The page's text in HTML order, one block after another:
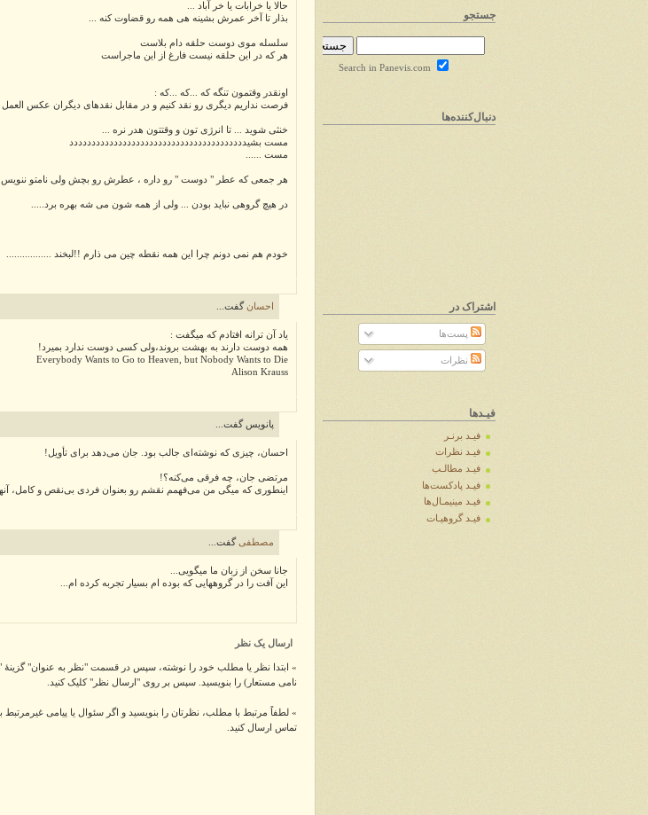
حالا یا خرابات یا خر آباد ...
بذار تا آخر عمرش بشینه هی همه رو قضاوت کنه ...
سلسله موی دوست حلقه دام بلاست
هر که در این حلقه نیست فارغ از این ماجراست
اونقدر وقتمون تنگه که ...که ...که :
فرصت نداریم دیگری رو نقد کنیم و در مقابل نقدهای دیگران عکس العمل
خنثی شوید ... تا انرژی تون و وقتتون هدر نره ...
مست بشیدددددددددددددددددددددددددددددددددددددددد
مست ......
هر جمعی که عطر " دوست " رو داره ، عطرش رو بچش ولی نامتو ننویس
در هیچ گروهی نباید بودن ... ولی از همه شون می شه بهره برد.....
خودم هم نمی دونم چرا این همه نقطه چین می ذارم !!لبخند .................
احسانگفت...
یاد آن ترانه افتادم که میگفت :
همه دوست دارند به بهشت بروند،ولی کسی دوست ندارد بمیرد!
Everybody Wants to Go to Heaven, but Nobody Wants to Die
Alison Krauss
پانویس گفت...
احسان، چیزی که نوشته‌ای جالب بود. جان می‌دهد برای تأویل!
مرتضی جان، چه فرقی می‌کنه؟!
اینطوری که میگی من می‌فهمم نقشم رو بعنوان فردی بی‌نقص و کامل،
مصطفی گفت...
جانا سخن از زبان ما میگویی...
این آفت را در گروههایی که بوده ام بسیار تجربه کرده ام...
ارسال یک نظر
» ابتدا نظر یا مطلب خود را نوشته، سپس در قسمت "نظر به عنوان" گزینهٔ "
نامی مستعار) را بنویسید. سپس بر روی "ارسال نظر" کلیک کنید.
» لطفاً مرتبط با مطلب، نظرتان را بنویسید و اگر سئوال یا پیامی
تماس ارسال کنید.
جستجو
دنبال‌کننده‌ها
اشتراک در
پست‌ها
نظرات
فیـدها
فیـد برنـر
فیـد نظرات
فیـد مطالـب
فیـد پادکست‌ها
فیـد مینیمـال‌ها
فیـد گروهیـات